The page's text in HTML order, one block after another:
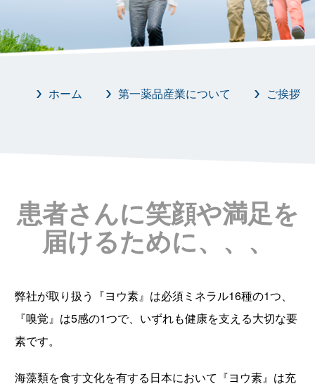
ホーム 第一薬品産業について ご挨拶
患者さんに笑顔や満足を
届けるために、、、
弊社が取り扱う『ヨウ素』は必須ミネラル16種の1つ、
『嗅覚』は5感の1つで、いずれも健康を支える大切な要
素です。
海藻類を食す文化を有する日本において『ヨウ素』は充